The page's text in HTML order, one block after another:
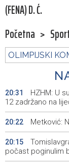
(FENA) D. Ć.
Početna >
OLIMPIJSKI
20:31
HZHM: U
12 zadržano na
20:22 Metković:
20:15
počast poginulim